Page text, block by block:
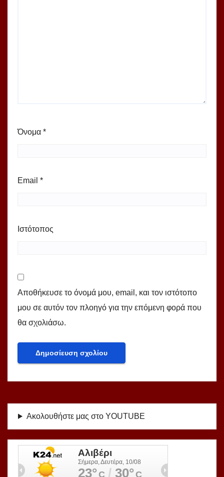
Όνομα *
Email *
Ιστότοπος
Αποθήκευσε το όνομά μου, email, και τον ιστότοπο
μου σε αυτόν τον πλοηγό για την επόμενη φορά που
θα σχολιάσω.
Ακολουθήστε μας στο YOUTUBE